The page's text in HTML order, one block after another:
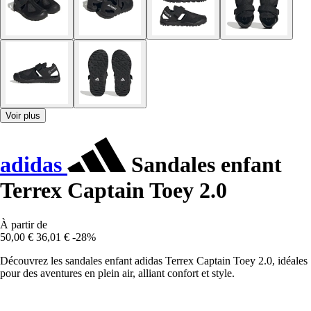
Voir plus
adidas
Sandales enfant
Terrex Captain Toey 2.0
À partir de
50,00 € 36,01 € -28%
Découvrez les sandales enfant adidas Terrex Captain Toey 2.0, idéales
pour des aventures en plein air, alliant confort et style.